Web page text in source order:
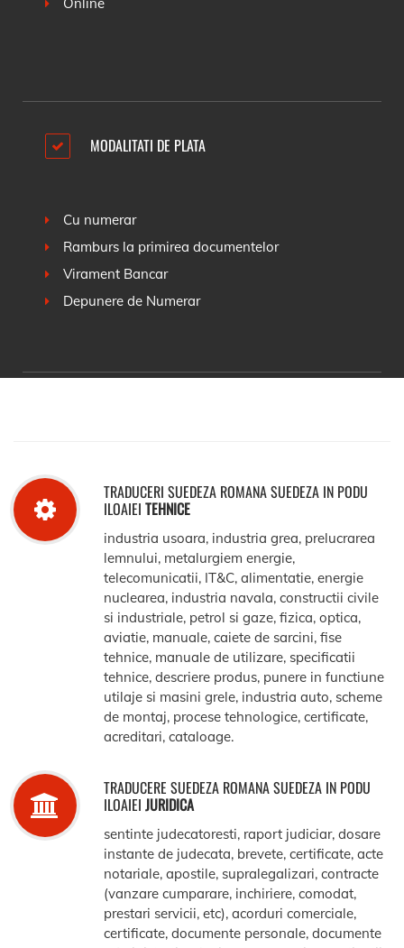
MODALITATI DE PLATA
Cu numerar
Ramburs la primirea documentelor
Virament Bancar
Depunere de Numerar
TRADUCERI SUEDEZA ROMANA SUEDEZA IN PODU
ILOAIEI TEHNICE
industria usoara, industria grea, prelucrarea
lemnului, metalurgiem energie,
telecomunicatii, IT&C, alimentatie, energie
nuclearea, industria navala, constructii civile
si industriale, petrol si gaze, fizica, optica,
aviatie, manuale, caiete de sarcini, fise
tehnice, manuale de utilizare, specificatii
tehnice, descriere produs, punere in functiune
utilaje si masini grele, industria auto, scheme
de montaj, procese tehnologice, certificate,
acreditari, cataloage.
TRADUCERE SUEDEZA ROMANA SUEDEZA IN PODU
ILOAIEI JURIDICA
sentinte judecatoresti, raport judiciar, dosare
instante de judecata, brevete, certificate, acte
notariale, apostile, supralegalizari, contracte
(vanzare cumparare, inchiriere, comodat,
prestari servicii, etc), acorduri comerciale,
certificate, documente personale, documente